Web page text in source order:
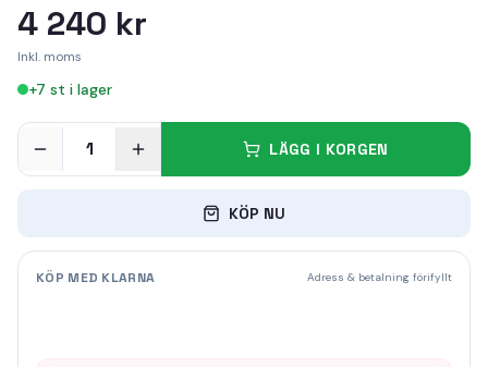
4 240 kr
Inkl. moms
+7 st i lager
1 LÄGG I KORGEN
KÖP NU
KÖP MED KLARNA Adress & betalning förifyllt